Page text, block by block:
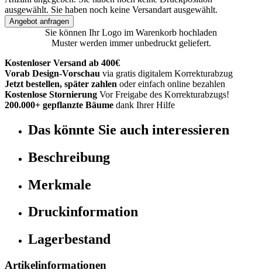
ausgewählt. Sie haben noch keine Versandart ausgewählt.
Angebot anfragen
Sie können Ihr Logo im Warenkorb hochladen
Muster werden immer unbedruckt geliefert.
Kostenloser Versand ab 400€
Vorab Design-Vorschau via gratis digitalem Korrekturabzug
Jetzt bestellen, später zahlen oder einfach online bezahlen
Kostenlose Stornierung Vor Freigabe des Korrekturabzugs!
200.000+ gepflanzte Bäume dank Ihrer Hilfe
Das könnte Sie auch interessieren
Beschreibung
Merkmale
Druckinformation
Lagerbestand
Artikelinformationen